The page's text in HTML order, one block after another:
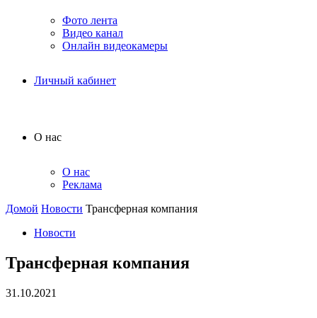
Фото лента
Видео канал
Онлайн видеокамеры
Личный кабинет
О нас
О нас
Реклама
Домой Новости Трансферная компания
Новости
Трансферная компания
31.10.2021